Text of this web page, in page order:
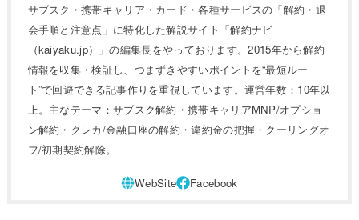
サブスク・携帯キャリア・カード・各種サービスの「解約・退
会手順と注意点」に特化した解説サイト「解約ナビ
（kaiyaku.jp）」の編集長をやっております。2015年から解約
情報を収集・検証し、つまずきやすいポイントを“最短ルー
ト”で回避できる記事作りを重視しています。運営年数：10年以
上。主なテーマ：サブスク解約・携帯キャリアMNP/オプショ
ン解約・クレカ/金融口座の解約・違約金の把握・クーリングオ
フ/初期契約解除。